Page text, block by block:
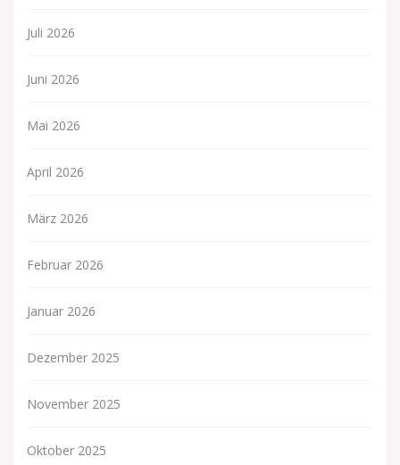
Juli 2026
Juni 2026
Mai 2026
April 2026
März 2026
Februar 2026
Januar 2026
Dezember 2025
November 2025
Oktober 2025